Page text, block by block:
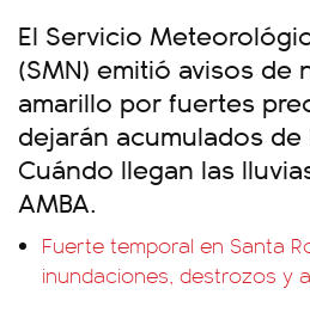
El Servicio
(SMN) emitió avisos de
amarillo por fuertes
dejarán acumulados de
Cuándo llegan las
AMBA.
Fuerte temporal en Santa
inundaciones, destrozos y